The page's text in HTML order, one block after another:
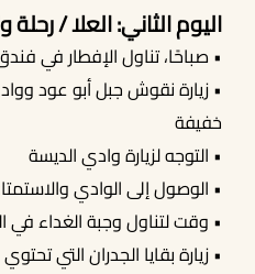
اليوم الثاني: العلا /
• صباحًا، تناول الإفطار في
• زيارة نقوش جبل أبو عود
خفيفة
• التوجه لزيارة وادي الديسة
• الوصول إلى الوادي
• وقت لتناول وجبة الغداء في
• زيارة بقايا الجدران التي